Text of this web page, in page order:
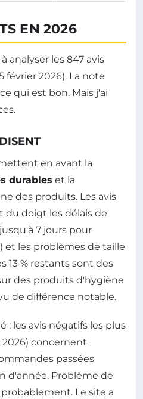
EN 2026
analyser les 847 avis
février 2026). La note
qui est bon. Mais j'ai
en avant la
durables et la
des produits. Les avis
du doigt les délais de
7 jours pour
et les problèmes de taille
13 % restants sont des
des produits d'hygiène
de différence notable.
: les avis négatifs les plus
concernent
passées
d'année. Problème de
Le site a